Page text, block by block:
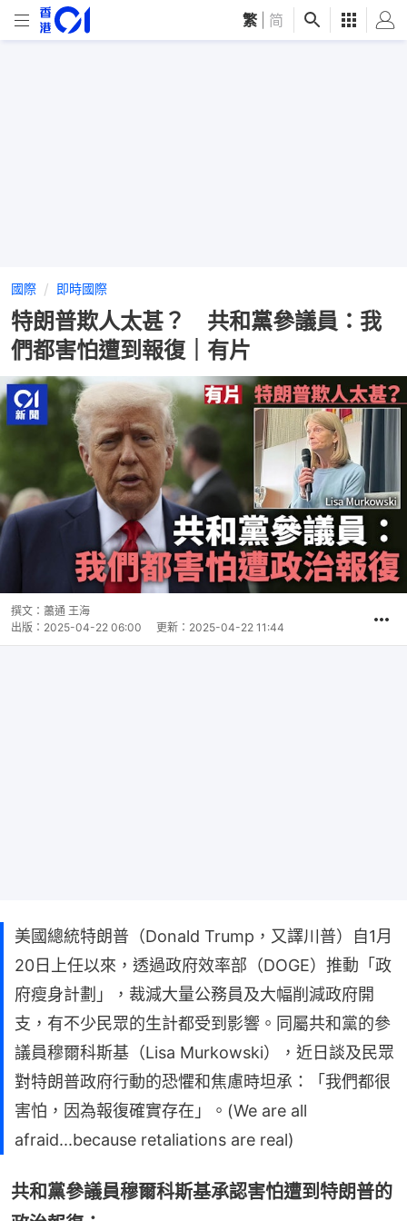
繁 简
國際 即時國際
特朗普欺人太甚？ 共和黨參議員：我
們都害怕遭到報復｜有片
撰文： 蕭通 王海
出版： 2025-04-22 06:00 更新： 2025-04-22 11:44
美國總統特朗普（Donald Trump，又譯川普）自1月
20日上任以來，透過政府效率部（DOGE）推動「政
府瘦身計劃」，裁減大量公務員及大幅削減政府開
支，有不少民眾的生計都受到影響。同屬共和黨的參
議員穆爾科斯基（Lisa Murkowski），近日談及民眾
對特朗普政府行動的恐懼和焦慮時坦承：「我們都很
害怕，因為報復確實存在」。(We are all
afraid...because retaliations are real)
共和黨參議員穆爾科斯基承認害怕遭到特朗普的